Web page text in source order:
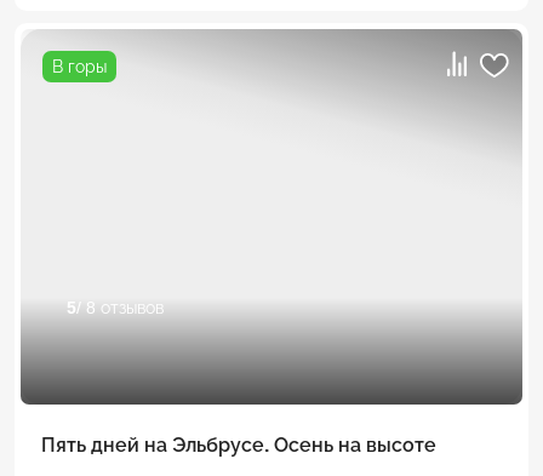
В горы
5/ 8 отзывов
Пять дней на Эльбрусе. Осень на высоте